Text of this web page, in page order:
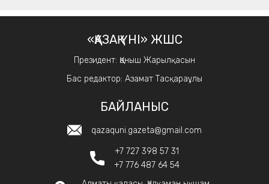
«ҚАЗАҚ ҮНІ» ЖШС
Президент: Қаныш Жарылқасын
Бас редактор: Азамат Тасқараұлы
БАЙЛАНЫС
qazaquni.gazeta@gmail.com
+7 727 398 57 31
+7 776 487 64 54